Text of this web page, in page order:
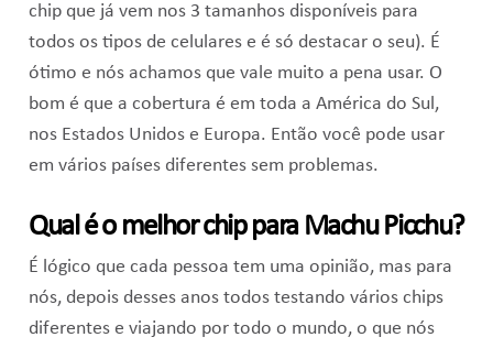
chip que já vem nos 3 tamanhos disponíveis para
todos os tipos de celulares e é só destacar o seu). É
ótimo e nós achamos que vale muito a pena usar. O
bom é que a cobertura é em toda a América do Sul,
nos Estados Unidos e Europa. Então você pode usar
em vários países diferentes sem problemas.
Qual é o melhor chip para Machu Picchu?
É lógico que cada pessoa tem uma opinião, mas para
nós, depois desses anos todos testando vários chips
diferentes e viajando por todo o mundo, o que nós